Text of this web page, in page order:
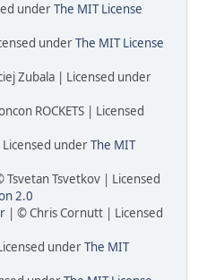
underThe MIT License
underThe MIT License
Zubala | Licensed under
ROCKETS | Licensed
underThe MIT
Tsvetan Tsvetkov | Licensed
2.0
| © Chris Cornutt | Licensed
underThe MIT